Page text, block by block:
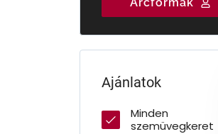
Ajánlatok
Minden
szemüvegkeret